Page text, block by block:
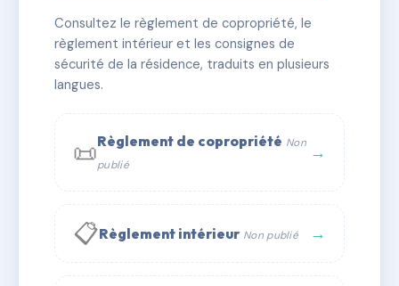
✓ Immatriculée 🏠 11 lots 🏗 1 bâtiment(s)
📞 Contacter Syndic Digital
Consultez le règlement de copropriété, le
règlement intérieur et les consignes de
sécurité de la résidence, traduits en plusieurs
langues.
📜Règlement de copropriété Non
publié
→
📋Règlement intérieur Non publié →